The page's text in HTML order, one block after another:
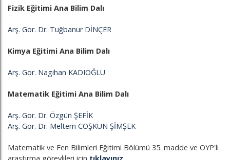
Fizik Eğitimi Ana Bilim Dalı
Arş. Gör. Dr. Tuğbanur DİNÇER
Kimya Eğitimi Ana Bilim Dalı
Arş. Gör. Nagihan KADIOĞLU
Matematik Eğitimi Ana Bilim Dalı
Arş. Gör. Dr. Özgün ŞEFİK
Arş. Gör. Dr. Meltem COŞKUN ŞİMŞEK
Matematik ve Fen Bilimleri Eğitimi Bölümü 35. madde ve ÖYP'li